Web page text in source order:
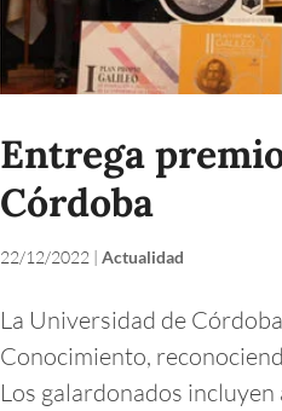
Entrega
Córdoba
22/12/2022 |Actualidad
La Universidad de
Conocimiento,
Los galardonados